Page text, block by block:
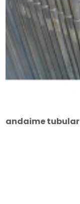
andaime tubular